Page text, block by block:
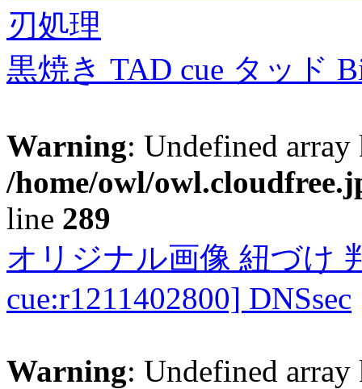
刃処理
黒焼き TAD cue タッド
Warning: Undefined
/home/owl/
line 289
オリジナル画像 紐づけ
cue:r1211402800] DNSsec
Warning: Undefined